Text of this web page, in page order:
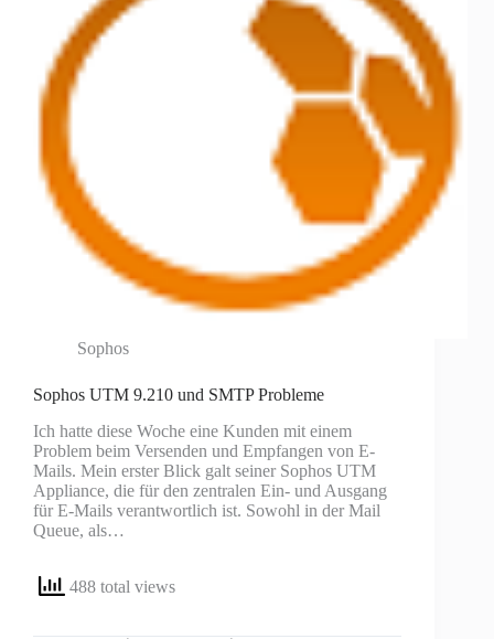
Sophos
Sophos UTM 9.210 und SMTP Probleme
Ich hatte diese Woche eine Kunden mit einem
Problem beim Versenden und Empfangen von E-
Mails. Mein erster Blick galt seiner Sophos UTM
Appliance, die für den zentralen Ein- und Ausgang
für E-Mails verantwortlich ist. Sowohl in der Mail
Queue, als…
488 total views